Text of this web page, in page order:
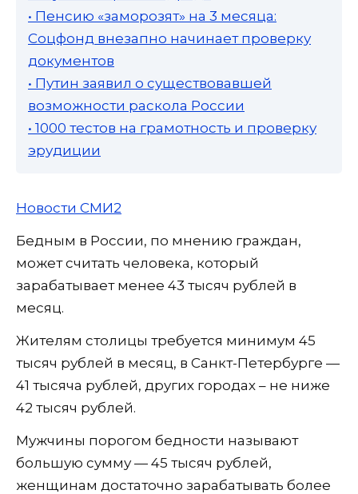
• Пенсию «заморозят» на 3 месяца:
Соцфонд внезапно начинает проверку
документов
• Путин заявил о существовавшей
возможности раскола России
• 1000 тестов на грамотность и проверку
эрудиции
Новости СМИ2
Бедным в России, по мнению граждан,
может считать человека, который
зарабатывает менее 43 тысяч рублей в
месяц.
Жителям столицы требуется минимум 45
тысяч рублей в месяц, в Санкт-Петербурге —
41 тысяча рублей, других городах – не ниже
42 тысяч рублей.
Мужчины порогом бедности называют
большую сумму — 45 тысяч рублей,
женщинам достаточно зарабатывать более